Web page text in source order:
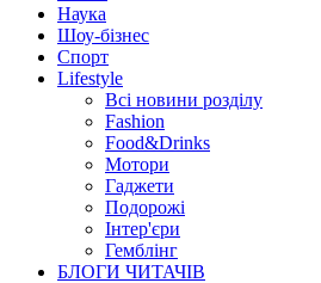
Наука
Шоу-бізнес
Спорт
Lifestyle
Всі новини розділу
Fashion
Food&Drinks
Мотори
Гаджети
Подорожі
Інтер'єри
Гемблінг
БЛОГИ ЧИТАЧІВ